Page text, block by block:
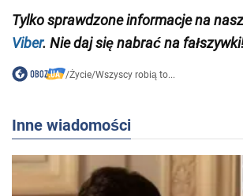
Tylko sprawdzone informacje na
Viber. Nie daj się nabrać na
/Życie/Wszyscy robią to...
Inne wiadomości